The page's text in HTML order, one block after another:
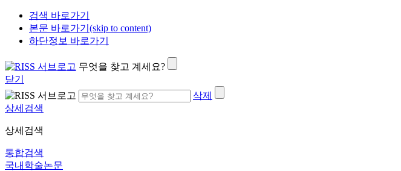
검색 바로가기
본문 바로가기(skip to content)
하단정보 바로가기
무엇을 찾고 계세요?
닫기
삭제
상세검색
상세검색
통합검색
국내학술논문